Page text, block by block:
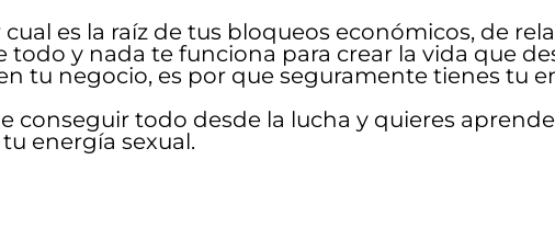
es la raíz de tus bloqueos económicos, de
todo y nada te funciona para crear la vida que
tu negocio, es por que seguramente tienes tu
conseguir todo desde la lucha y quieres
energía sexual.